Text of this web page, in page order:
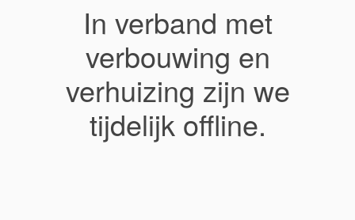
In verband met
verbouwing en
verhuizing zijn we
tijdelijk offline.